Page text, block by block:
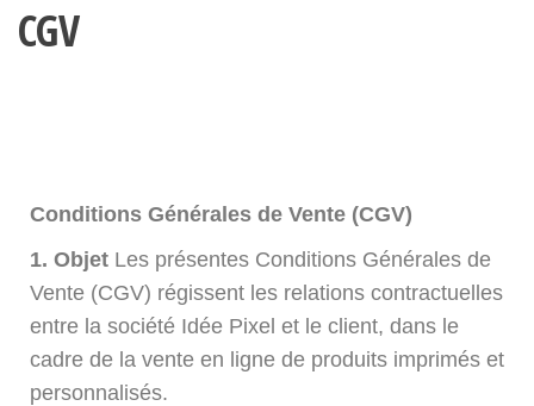
CGV
Conditions Générales de Vente (CGV)
1. Objet Les présentes Conditions Générales de
Vente (CGV) régissent les relations contractuelles
entre la société Idée Pixel et le client, dans le
cadre de la vente en ligne de produits imprimés et
personnalisés.